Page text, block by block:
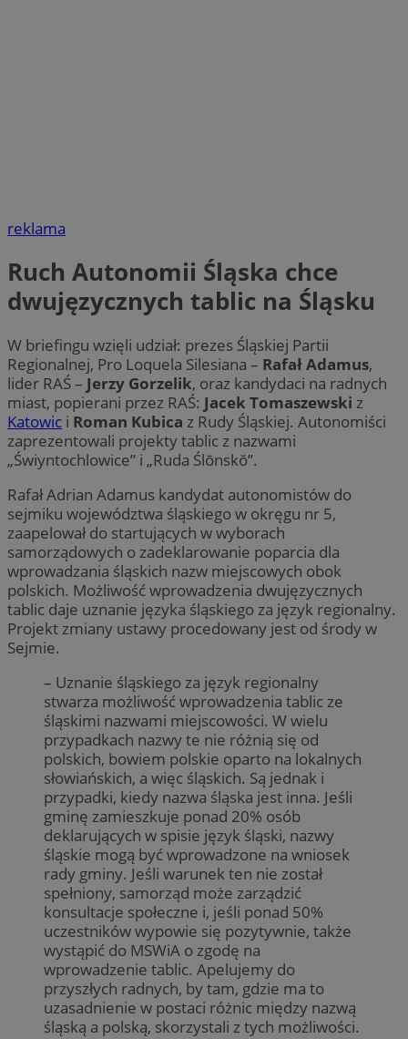
reklama
Ruch Autonomii Śląska chce
dwujęzycznych tablic na Śląsku
W briefingu wzięli udział: prezes Śląskiej Partii
Regionalnej, Pro Loquela Silesiana – Rafał Adamus,
lider RAŚ – Jerzy Gorzelik, oraz kandydaci na radnych
miast, popierani przez RAŚ: Jacek Tomaszewski z
Katowic i Roman Kubica z Rudy Śląskiej. Autonomiści
zaprezentowali projekty tablic z nazwami
„Świyntochlowice” i „Ruda Ślōnskŏ”.
Rafał Adrian Adamus kandydat autonomistów do
sejmiku województwa śląskiego w okręgu nr 5,
zaapelował do startujących w wyborach
samorządowych o zadeklarowanie poparcia dla
wprowadzania śląskich nazw miejscowych obok
polskich. Możliwość wprowadzenia dwujęzycznych
tablic daje uznanie języka śląskiego za język regionalny.
Projekt zmiany ustawy procedowany jest od środy w
Sejmie.
– Uznanie śląskiego za język regionalny
stwarza możliwość wprowadzenia tablic ze
śląskimi nazwami miejscowości. W wielu
przypadkach nazwy te nie różnią się od
polskich, bowiem polskie oparto na lokalnych
słowiańskich, a więc śląskich. Są jednak i
przypadki, kiedy nazwa śląska jest inna. Jeśli
gminę zamieszkuje ponad 20% osób
deklarujących w spisie język śląski, nazwy
śląskie mogą być wprowadzone na wniosek
rady gminy. Jeśli warunek ten nie został
spełniony, samorząd może zarządzić
konsultacje społeczne i, jeśli ponad 50%
uczestników wypowie się pozytywnie, także
wystąpić do MSWiA o zgodę na
wprowadzenie tablic. Apelujemy do
przyszłych radnych, by tam, gdzie ma to
uzasadnienie w postaci różnic między nazwą
śląską a polską, skorzystali z tych możliwości.